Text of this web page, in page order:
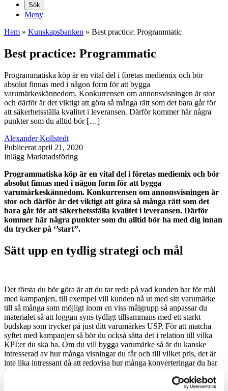
Sök
Meny
Hem » Kunskaps­banken » Best practice: Programmatic
Best practice: Programmatic
Programmatiska köp är en vital del i företas mediemix och bör
absolut finnas med i någon form för att bygga
varumärkeskännedom. Konkurrensen om annonsvisningen är stor
och därför är det viktigt att göra så många rätt som det bara går för
att säkerhetsställa kvalitet i leveransen. Därför kommer här några
punkter som du alltid bör […]
Alexander Kollstedt
Publicerat april 21, 2020
Inlägg Marknadsföring
Programmatiska köp är en vital del i företas mediemix och bör
absolut finnas med i någon form för att bygga
varumärkeskännedom. Konkurrensen om annonsvisningen är
stor och därför är det viktigt att göra så många rätt som det
bara går för att säkerhetsställa kvalitet i leveransen. Därför
kommer här några punkter som du alltid bör ha med dig innan
du trycker på ‘’start’’.
Sätt upp en tydlig strategi och mål
Det första du bör göra är att du tar reda på vad kunden har för mål
med kampanjen, till exempel vill kunden nå ut med sitt varumärke
till så många som möjligt inom en viss målgrupp så anpassar du
materialet så att loggan syns tydligt tillsammans med ett starkt
budskap som trycker på just ditt varumärkes USP. För att matcha
syftet med kampanjen så bör du också sätta det i relation till vilka
KPI:er du ska ha. Om du vill bygga varumärke så är du kanske
intresserad av hur många visningar du får och till vilket pris, det är
inte lika intressant då att redovisa hur många konverteringar du har
fått då det dessutom är en lång väg till en konvertering för de flesta
som exponeras för ett varumärke för första gången. Fundera också